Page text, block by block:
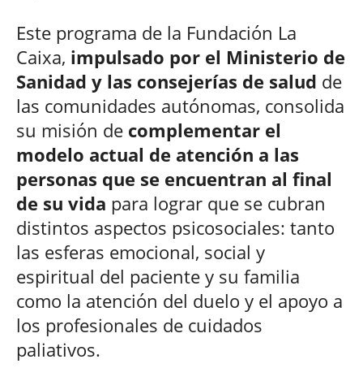
Este programa de la Fundación La
Caixa, impulsado por el Ministerio de
Sanidad y las consejerías de salud de
las comunidades autónomas, consolida
su misión de complementar el
modelo actual de atención a las
personas que se encuentran al final
de su vida para lograr que se cubran
distintos aspectos psicosociales: tanto
las esferas emocional, social y
espiritual del paciente y su familia
como la atención del duelo y el apoyo a
los profesionales de cuidados
paliativos.